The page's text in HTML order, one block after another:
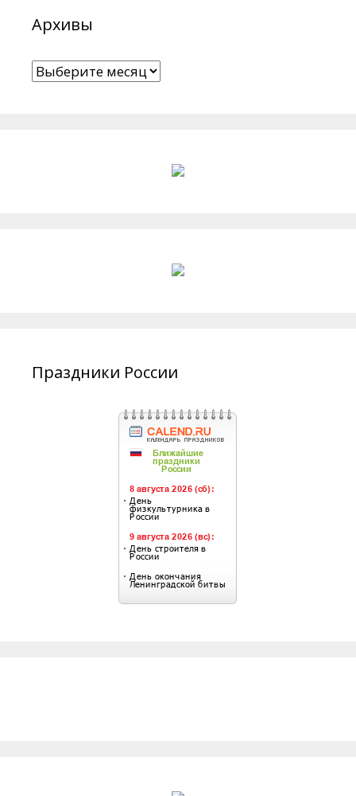
Архивы
Архивы
Праздники России